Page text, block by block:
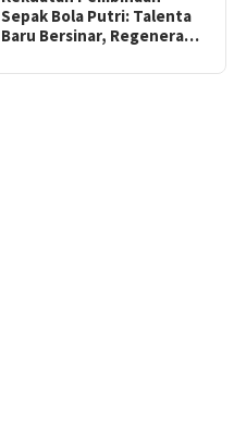
Sepak Bola Putri: Talenta
Baru Bersinar, Regenera…